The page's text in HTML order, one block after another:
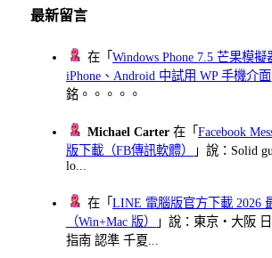
最新留言
在「Windows Phone 7.5 芒果模擬
iPhone、Android 中試用 WP 手機介面
銘。。。。。
Michael Carter 在「Facebook
版下載（FB傳訊軟體）
」說：Solid
lo...
在「LINE 電腦版官方下載 2026
（Win+Mac 版）
」說：東京・大阪
指南 認準 千夏...